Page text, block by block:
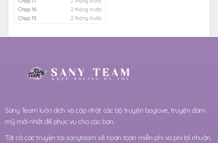
Chap 16
2 tháng trước
Chap 15
2 tháng trước
Sany Team luôn dịch và cập nhật các bộ truyện boylove, truyện đam
mỹ mới nhất để phục vụ cho các bạn.
Tất cả các truyện tại sanyteam sẽ hoàn toàn miễn phí và phi lợi nhuận.